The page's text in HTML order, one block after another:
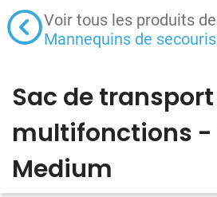
Voir tous les produits
Mannequins de
Sac de transport
multifonctions -
Medium